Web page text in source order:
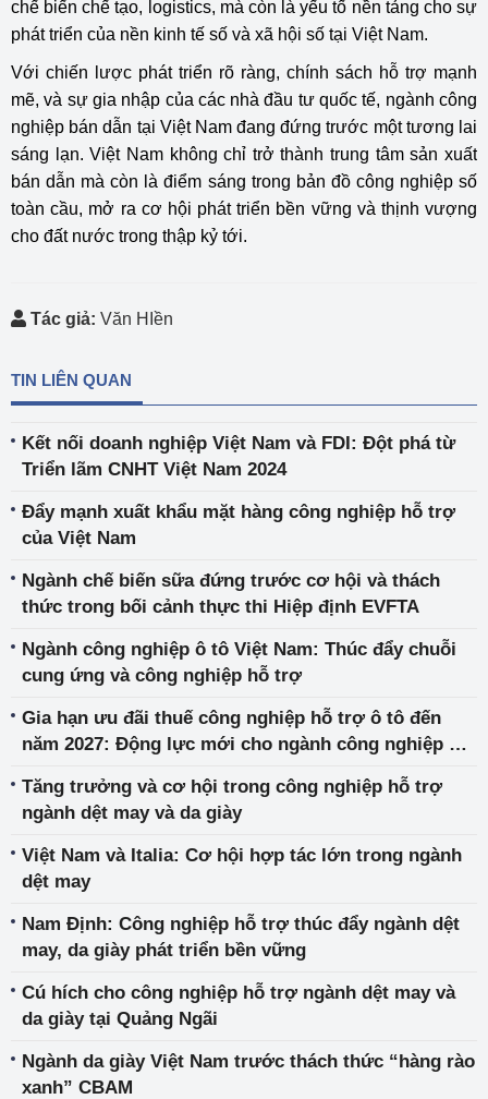
chế biến chế tạo, logistics, mà còn là yếu tố nền tảng cho sự
phát triển của nền kinh tế số và xã hội số tại Việt Nam.
Với chiến lược phát triển rõ ràng, chính sách hỗ trợ mạnh
mẽ, và sự gia nhập của các nhà đầu tư quốc tế, ngành công
nghiệp bán dẫn tại Việt Nam đang đứng trước một tương lai
sáng lạn. Việt Nam không chỉ trở thành trung tâm sản xuất
bán dẫn mà còn là điểm sáng trong bản đồ công nghiệp số
toàn cầu, mở ra cơ hội phát triển bền vững và thịnh vượng
cho đất nước trong thập kỷ tới.
Tác giả: Văn HIền
TIN LIÊN QUAN
Kết nối doanh nghiệp Việt Nam và FDI: Đột phá từ
Triển lãm CNHT Việt Nam 2024
Đẩy mạnh xuất khẩu mặt hàng công nghiệp hỗ trợ
của Việt Nam
Ngành chế biến sữa đứng trước cơ hội và thách
thức trong bối cảnh thực thi Hiệp định EVFTA
Ngành công nghiệp ô tô Việt Nam: Thúc đẩy chuỗi
cung ứng và công nghiệp hỗ trợ
Gia hạn ưu đãi thuế công nghiệp hỗ trợ ô tô đến
năm 2027: Động lực mới cho ngành công nghiệp ô
Tăng trưởng và cơ hội trong công nghiệp hỗ trợ
ngành dệt may và da giày
Việt Nam và Italia: Cơ hội hợp tác lớn trong ngành
dệt may
Nam Định: Công nghiệp hỗ trợ thúc đẩy ngành dệt
may, da giày phát triển bền vững
Cú hích cho công nghiệp hỗ trợ ngành dệt may và
da giày tại Quảng Ngãi
Ngành da giày Việt Nam trước thách thức “hàng rào
xanh” CBAM